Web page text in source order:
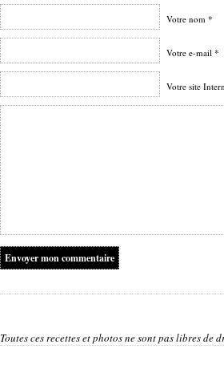
Votre nom *
Votre e-mail *
Votre site
Toutes ces recettes et photos ne sont pas libres